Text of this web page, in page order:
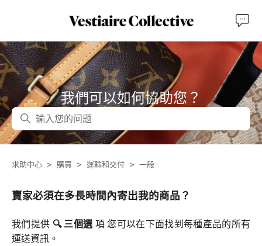
我們可以如何協助您？
搜尋
求助中心 購買 運輸和交付 一般
賣家必須在多長時間內寄出我的商品？
我們提供 🔍 三個選 項 您可以在下面找到每種產品的所有
運送資訊。